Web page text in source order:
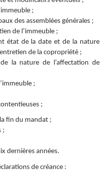
;
des assemblées générales ;
de l’immeuble ;
état de la date et de la nature
de la copropriété ;
la nature de l’affectation de
;
;
fin du mandat ;
;
dernières années.
de créance :